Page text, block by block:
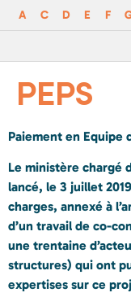
A C D E F
PEPS
Paiement en Equipe
Le ministère chargé
lancé, le 3 juillet
charges, annexé à
d’un travail de co-
une trentaine
structures) qui ont
expertises sur ce